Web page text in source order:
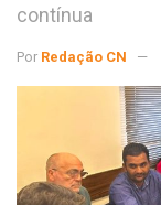
contínua
Por Redação CN